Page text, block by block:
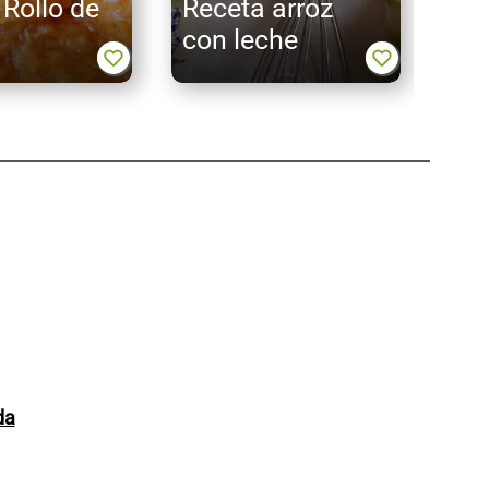
de
Receta arroz
con leche